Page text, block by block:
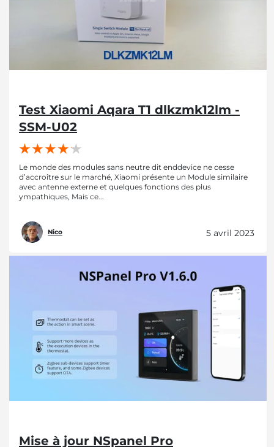
Test Xiaomi Aqara T1 dlkzmk12lm -
SSM-U02
Le monde des modules sans neutre dit enddevice ne cesse
d’accroître sur le marché, Xiaomi présente un Module similaire
avec antenne externe et quelques fonctions des plus
ympathiques, Mais ce...
Nico 5 avril 2023
Mise à jour NSpanel Pro